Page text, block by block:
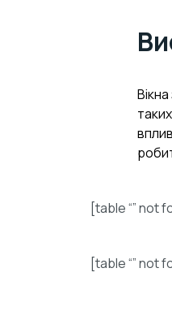
[table “” not
[table “” not